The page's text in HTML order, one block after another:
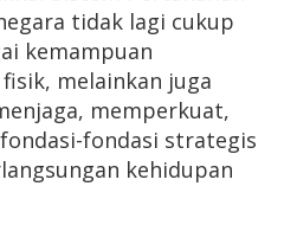
tidak lagi cukup
kemampuan
melainkan juga
memperkuat,
fondasi strategis
kehidupan